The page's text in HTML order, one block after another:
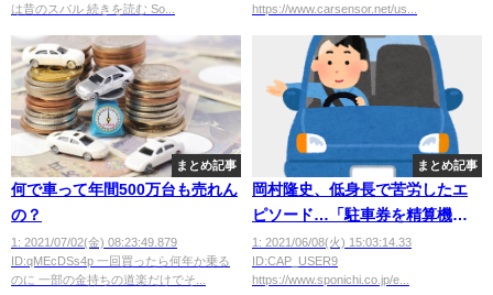
は昔のスバル 続きを読む So...
https://www.carsensor.net/us...
まとめ記事
何で車って年間500万台も売れん
の？
1: 2021/07/02(金) 08:23:49.879
ID:qMEcDSs4p 一回買ったら何年か乗る
のに 一部の金持ちの道楽だけでそ...
まとめ記事
岡村隆史、低身長で苦労したエ
ピソード…「駐車券を精算機に
入れる際、めいっぱい腕を伸ば
さないと届かない」
1: 2021/06/08(火) 15:03:14.33
ID:CAP_USER9
https://www.sponichi.co.jp/e...